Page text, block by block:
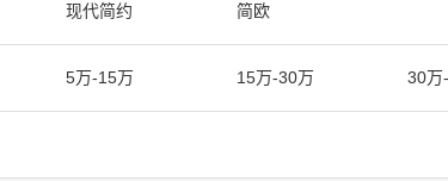
现代简约 简欧
5万-15万 15万-30万 30万